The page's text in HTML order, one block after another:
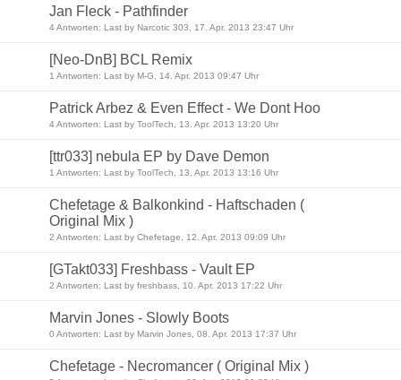
Jan Fleck - Pathfinder
4 Antworten: Last by Narcotic 303, 17. Apr. 2013 23:47 Uhr
[Neo-DnB] BCL Remix
1 Antworten: Last by M-G, 14. Apr. 2013 09:47 Uhr
Patrick Arbez & Even Effect - We Dont Hoo
4 Antworten: Last by ToolTech, 13. Apr. 2013 13:20 Uhr
[ttr033] nebula EP by Dave Demon
1 Antworten: Last by ToolTech, 13. Apr. 2013 13:16 Uhr
Chefetage & Balkonkind - Haftschaden (
Original Mix )
2 Antworten: Last by Chefetage, 12. Apr. 2013 09:09 Uhr
[GTakt033] Freshbass - Vault EP
2 Antworten: Last by freshbass, 10. Apr. 2013 17:22 Uhr
Marvin Jones - Slowly Boots
0 Antworten: Last by Marvin Jones, 08. Apr. 2013 17:37 Uhr
Chefetage - Necromancer ( Original Mix )